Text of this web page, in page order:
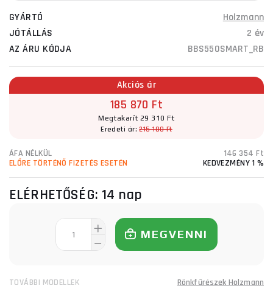
GYÁRTÓ
Holzmann
JÓTÁLLÁS
2 év
AZ ÁRU KÓDJA
BBS550SMART_RB
Akciós ár
185 870 Ft
Megtakarít 29 310 Ft
Eredeti ár:215 180 Ft
ÁFA NÉLKÜL
146 354 Ft
ELŐRE TÖRTÉNŐ FIZETÉS ESETÉN
KEDVEZMÉNY 1 %
ELÉRHETŐSÉG: 14 nap
MEGVENNI
TOVÁBBI MODELLEK Rönkfűrészek Holzmann